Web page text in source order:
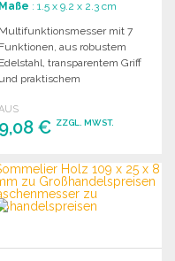
Maße : 1.5 x 9.2 x 2.3 cm
Multifunktionsmesser mit 7
Funktionen, aus robustem
Edelstahl, transparentem Griff
und praktischem
Anwendungen.
9,08 € ZZGL. MWST.
BESTELLEN
Angebot anfordern